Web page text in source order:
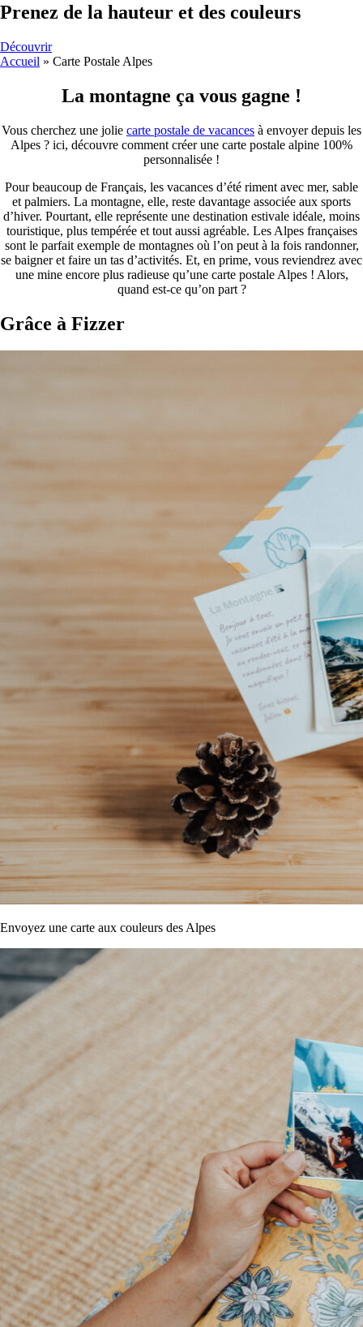
Prenez de la hauteur et des couleurs
Découvrir
Accueil » Carte Postale Alpes
La montagne ça vous gagne !
Vous cherchez une jolie carte postale de vacances à envoyer depuis les
Alpes ? ici, découvre comment créer une carte postale alpine 100%
personnalisée !
Pour beaucoup de Français, les vacances d’été riment avec mer, sable
et palmiers. La montagne, elle, reste davantage associée aux sports
d’hiver. Pourtant, elle représente une destination estivale idéale, moins
touristique, plus tempérée et tout aussi agréable. Les Alpes françaises
sont le parfait exemple de montagnes où l’on peut à la fois randonner,
se baigner et faire un tas d’activités. Et, en prime, vous reviendrez avec
une mine encore plus radieuse qu’une carte postale Alpes ! Alors,
quand est-ce qu’on part ?
Grâce à Fizzer
Envoyez une carte aux couleurs des Alpes